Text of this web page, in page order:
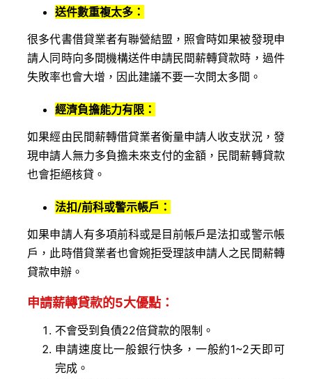
送件數重複太多 ：
很多代書借貸業者有聯營結盟，照會時如果被發現申
請人同時向多間機構送件申請民間薪轉貸款時，過件
失敗率也會大增，因此建議不要一次問太多間。
經濟負擔能力有限 ：
如果經由民間薪轉借貸業者衡量申請人收支狀況，發
現申請人無力多負擔未來支付的金額，民間薪轉貸款
也會拒絕核貸。
法扣/前科或警示帳戶 ：
如果申請人有多項前科或是目前帳戶是法扣或警示帳
戶，此時借貸業者也會婉拒受理該申請人之民間薪轉
貸款申辦。
申請薪轉貸款的5大優點 ：
不會受到負債22倍貸款的限制。
申請速度比一般銀行快多，一般約1~2天即可
完成。